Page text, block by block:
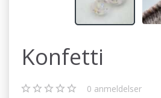
Konfetti
0 anmeldelser